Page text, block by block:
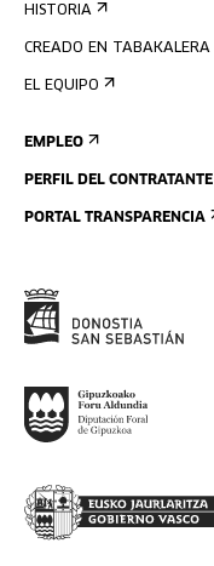
HISTORIA
CREADO EN TABAKALERA
EL EQUIPO
EMPLEO
PERFIL DEL CONTRATANTE
PORTAL TRANSPARENCIA